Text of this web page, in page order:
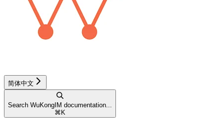
简体中文
Search WuKongIM documentation...
⌘ K